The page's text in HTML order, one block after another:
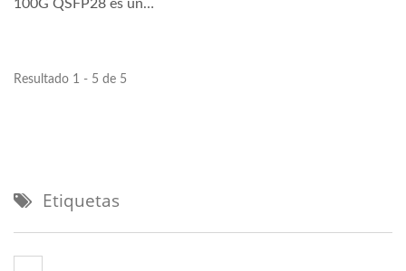
100G QSFP28 es un
Resultado 1 - 5 de 5
Etiquetas